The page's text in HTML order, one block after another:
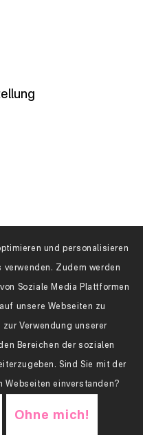
und personalisieren
verwenden. Zudem werden
Soziale Media Plattformen
unsere Webseiten zu
Verwendung unserer
Bereichen der sozialen
Sind Sie mit der
Webseiten einverstanden?
Ohne mich!